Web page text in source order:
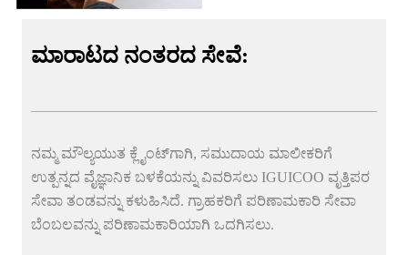
ಮಾರಾಟದ ನಂತರದ ಸೇವೆ:
ನಮ್ಮ ಮೌಲ್ಯಯುತ ಕ್ಲೈಂಟ್‌ಗಾಗಿ, ಸಮುದಾಯ ಮಾಲೀಕರಿಗೆ
ಉತ್ಪನ್ನದ ವೈಜ್ಞಾನಿಕ ಬಳಕೆಯನ್ನು ವಿವರಿಸಲು IGUICOO ವೃತ್ತಿಪರ
ಸೇವಾ ತಂಡವನ್ನು ಕಳುಹಿಸಿದೆ. ಗ್ರಾಹಕರಿಗೆ ಪರಿಣಾಮಕಾರಿ ಸೇವಾ
ಬೆಂಬಲವನ್ನು ಪರಿಣಾಮಕಾರಿಯಾಗಿ ಒದಗಿಸಲು.